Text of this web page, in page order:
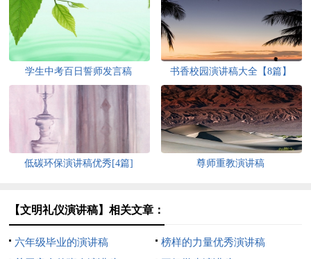
学生中考百日誓师发言稿 书香校园演讲稿大全【8篇】
低碳环保演讲稿优秀[4篇] 尊师重教演讲稿
【文明礼仪演讲稿】相关文章：
六年级毕业的演讲稿
榜样的力量优秀演讲稿